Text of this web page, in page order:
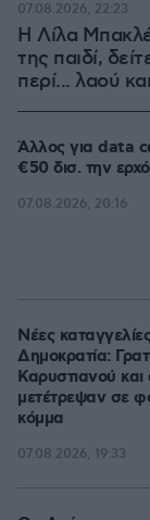
Η Λίλα
της παιδί,
περί... λαού
07.08.2026, 22:23
Άλλος για data
€50 δισ. την
07.08.2026, 20:16
Νέες
Δημοκρατία:
Καρυστιανού και
μετέτρεψαν σε
κόμμα
07.08.2026, 19:33